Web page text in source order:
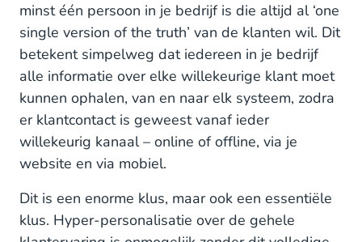
minst één persoon in je bedrijf is die altijd al ‘one
single version of the truth’ van de klanten wil. Dit
betekent simpelweg dat iedereen in je bedrijf
alle informatie over elke willekeurige klant moet
kunnen ophalen, van en naar elk systeem, zodra
er klantcontact is geweest vanaf ieder
willekeurig kanaal – online of offline, via je
website en via mobiel.
Dit is een enorme klus, maar ook een essentiële
klus. Hyper-personalisatie over de gehele